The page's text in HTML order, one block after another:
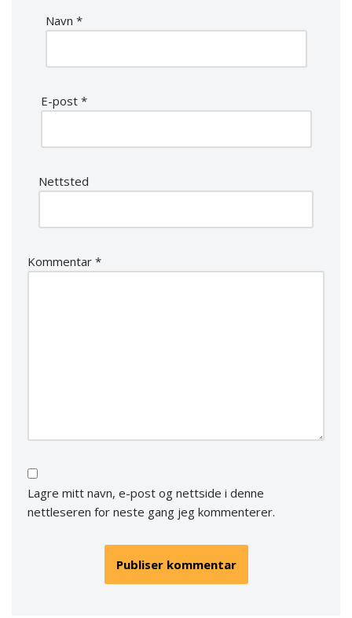
Navn *
E-post *
Nettsted
Kommentar *
Lagre mitt navn, e-post og nettside i denne
nettleseren for neste gang jeg kommenterer.